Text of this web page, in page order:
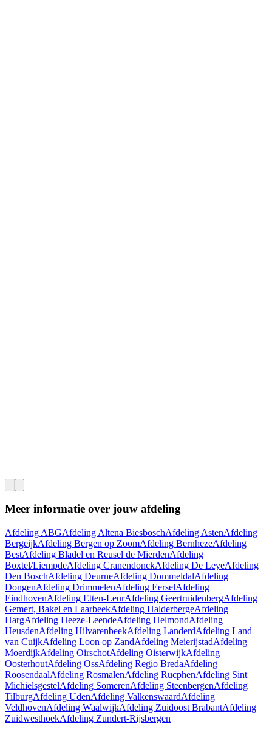
Meer informatie over jouw afdeling
Afdeling ABGAfdeling Altena BiesboschAfdeling AstenAfdeling
BergeijkAfdeling Bergen op ZoomAfdeling BernhezeAfdeling
BestAfdeling Bladel en Reusel de MierdenAfdeling
Boxtel/LiempdeAfdeling CranendonckAfdeling De LeyeAfdeling
Den BoschAfdeling DeurneAfdeling DommeldalAfdeling
DongenAfdeling DrimmelenAfdeling EerselAfdeling
EindhovenAfdeling Etten-LeurAfdeling GeertruidenbergAfdeling
Gemert, Bakel en LaarbeekAfdeling HalderbergeAfdeling
HargAfdeling Heeze-LeendeAfdeling HelmondAfdeling
HeusdenAfdeling HilvarenbeekAfdeling LanderdAfdeling Land
van CuijkAfdeling Loon op ZandAfdeling MeierijstadAfdeling
MoerdijkAfdeling OirschotAfdeling OisterwijkAfdeling
OosterhoutAfdeling OssAfdeling Regio BredaAfdeling
RoosendaalAfdeling RosmalenAfdeling RucphenAfdeling Sint
MichielsgestelAfdeling SomerenAfdeling SteenbergenAfdeling
TilburgAfdeling UdenAfdeling ValkenswaardAfdeling
VeldhovenAfdeling WaalwijkAfdeling Zuidoost BrabantAfdeling
ZuidwesthoekAfdeling Zundert-Rijsbergen